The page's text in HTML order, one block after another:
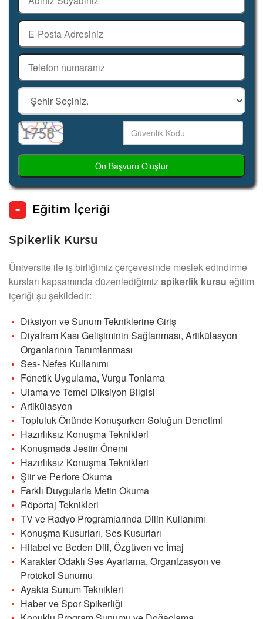
Ön Başvuru Oluştur
Eğitim İçeriği
Spikerlik Kursu
Üniversite ile iş birliğimiz çerçevesinde meslek edindirme
kursları kapsamında düzenlediğimizspikerlik kursu eğitim
içeriği şu şekildedir:
Diksiyon ve Sunum Tekniklerine Giriş
Diyafram Kası Gelişiminin Sağlanması, Artikülasyon
Organlarının Tanımlanması
Ses- Nefes Kullanımı
Fonetik Uygulama, Vurgu Tonlama
Ulama ve Temel Diksiyon Bilgisi
Artikülasyon
Topluluk Önünde Konuşurken Soluğun Denetimi
Hazırlıksız Konuşma Teknikleri
Konuşmada Jestin Önemi
Hazırlıksız Konuşma Teknikleri
Şiir ve Perfore Okuma
Farklı Duygularla Metin Okuma
Röportaj Teknikleri
TV ve Radyo Programlarında Dilin Kullanımı
Konuşma Kusurları, Ses Kusurları
Hitabet ve Beden Dili, Özgüven ve İmaj
Karakter Odaklı Ses Ayarlama, Organizasyon ve
Protokol Sunumu
Ayakta Sunum Teknikleri
Haber ve Spor Spikerliği